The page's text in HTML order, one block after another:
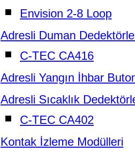
Envision 2-8 Loop
Adresli Duman
C-TEC CA416
Adresli Yangın İhbar
Adresli Sıcaklık
C-TEC CA402
Kontak İzleme Modülleri